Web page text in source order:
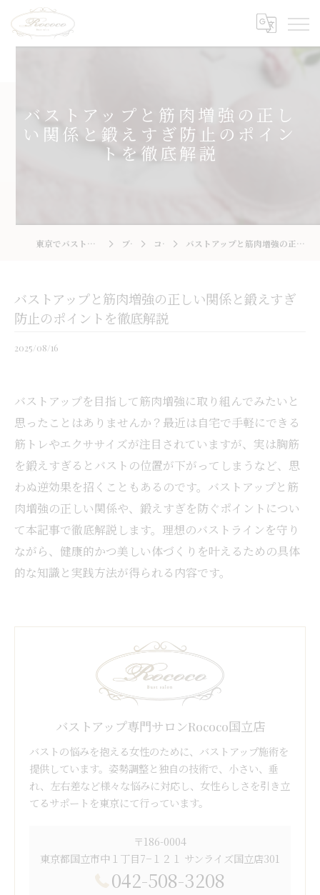
バストアップと筋肉増強の正し
い関係と鍛えすぎ防止のポイン
トを徹底解説
東京でバストアップならRococo 国立店 ブログ コラム バストアップと筋肉増強の正しい関係と鍛えすぎ防止のポイントを徹底解説
バストアップと筋肉増強の正しい関係と鍛えすぎ
防止のポイントを徹底解説
2025/08/16
バストアップを目指して筋肉増強に取り組んでみたいと
思ったことはありませんか？最近は自宅で手軽にできる
筋トレやエクササイズが注目されていますが、実は胸筋
を鍛えすぎるとバストの位置が下がってしまうなど、思
わぬ逆効果を招くこともあるのです。バストアップと筋
肉増強の正しい関係や、鍛えすぎを防ぐポイントについ
て本記事で徹底解説します。理想のバストラインを守り
ながら、健康的かつ美しい体づくりを叶えるための具体
的な知識と実践方法が得られる内容です。
バストアップ専門サロンRococo国立店
バストの悩みを抱える女性のために、バストアップ施術を
提供しています。姿勢調整と独自の技術で、小さい、垂
れ、左右差など様々な悩みに対応し、女性らしさを引き立
てるサポートを東京にて行っています。
〒186-0004
東京都国立市中１丁目7−１２１ サンライズ国立店301
042-508-3208